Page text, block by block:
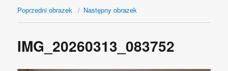
Poprzedni obrazek Następny obrazek
IMG_20260313_083752